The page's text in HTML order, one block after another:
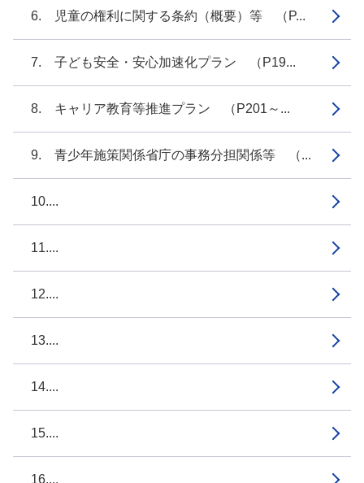
6. 児童の権利に関する条約（概要）等 （P...
7. 子ども安全・安心加速化プラン （P19...
8. キャリア教育等推進プラン （P201～...
9. 青少年施策関係省庁の事務分担関係等 （...
10....
11....
12....
13....
14....
15....
16....